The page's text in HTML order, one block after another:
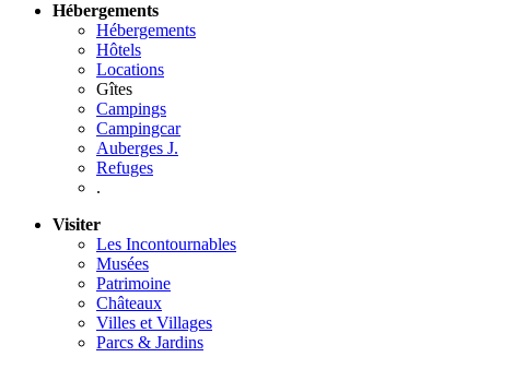
Hébergements
Hébergements
Hôtels
Locations
Gîtes
Campings
Campingcar
Auberges J.
Refuges
.
Visiter
Les Incontournables
Musées
Patrimoine
Châteaux
Villes et Villages
Parcs & Jardins